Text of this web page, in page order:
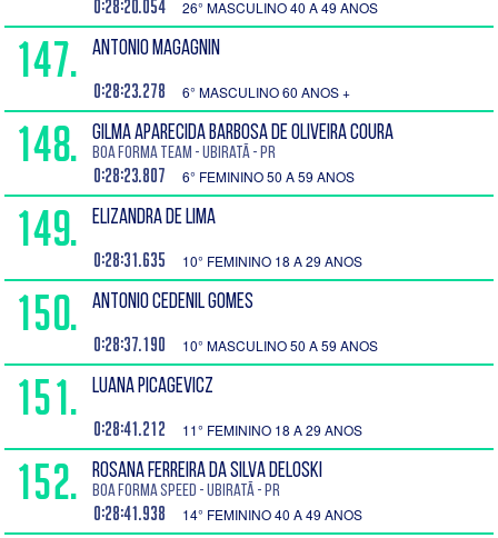
0:28:20.054 26° MASCULINO 40 A 49 ANOS
147. ANTONIO MAGAGNIN
0:28:23.278 6° MASCULINO 60 ANOS +
148. GILMA APARECIDA BARBOSA DE OLIVEIRA COURA
Boa Forma Team - Ubiratã - PR
0:28:23.807 6° FEMININO 50 A 59 ANOS
149. ELIZANDRA DE LIMA
0:28:31.635 10° FEMININO 18 A 29 ANOS
150. ANTONIO CEDENIL GOMES
0:28:37.190 10° MASCULINO 50 A 59 ANOS
151. LUANA PICAGEVICZ
0:28:41.212 11° FEMININO 18 A 29 ANOS
152. ROSANA FERREIRA DA SILVA DELOSKI
Boa Forma Speed - Ubiratã - PR
0:28:41.938 14° FEMININO 40 A 49 ANOS